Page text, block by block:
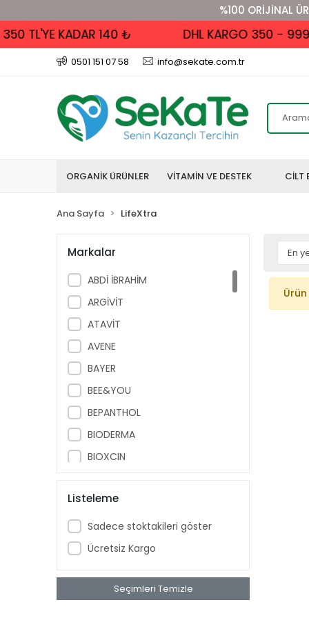
%100 ORİJİNAL
TL'YE KADAR 140 ₺ DHL KARGO 350 - 999
0501 151 07 58 info@sekate.com.tr
ORGANİK ÜRÜNLER VİTAMİN VE DESTEK CİLT
Ana Sayfa LifeXtra
Markalar
ABDİ İBRAHİM
ARGİVİT
ATAVİT
AVENE
BAYER
BEE&YOU
BEPANTHOL
BIODERMA
BIOXCIN
BRUNO BABY
CAUDALIE
CECEMED
DR. THOMSON
Listeleme
Sadece stoktakileri göster
Ücretsiz Kargo
Seçimleri Temizle